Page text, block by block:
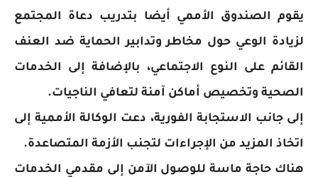
يقوم الصندوق الأممي أيضا بتدريب دعاة المجتمع
لزيادة الوعي حول مخاطر وتدابير الحماية ضد العنف
القائم على النوع الاجتماعي، بالإضافة إلى الخدمات
الصحية وتخصيص أماكن آمنة لتعافي الناجيات.
إلى جانب الاستجابة الفورية، دعت الوكالة الأممية إلى
اتخاذ المزيد من الإجراءات لتجنب الأزمة المتصاعدة.
هناك حاجة ماسة للوصول الآمن إلى مقدمي الخدمات